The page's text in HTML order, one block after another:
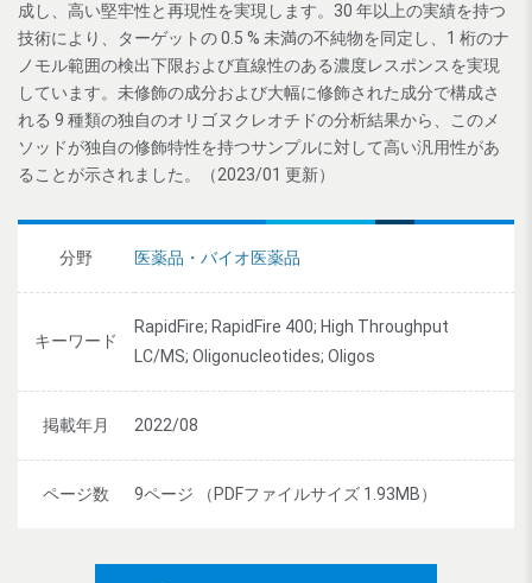
成し、高い堅牢性と再現性を実現します。30 年以上の実績を持つ
技術により、ターゲットの 0.5 % 未満の不純物を同定し、1 桁のナ
ノモル範囲の検出下限および直線性のある濃度レスポンスを実現
しています。未修飾の成分および大幅に修飾された成分で構成さ
れる 9 種類の独自のオリゴヌクレオチドの分析結果から、このメ
ソッドが独自の修飾特性を持つサンプルに対して高い汎用性があ
ることが示されました。（2023/01 更新）
分野 医薬品・バイオ医薬品
キーワード
RapidFire; RapidFire 400; High Throughput
LC/MS; Oligonucleotides; Oligos
掲載年月 2022/08
ページ数 9ページ （PDFファイルサイズ 1.93MB）